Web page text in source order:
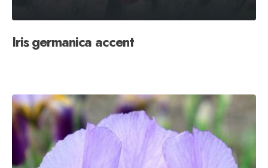
Iris germanica accent